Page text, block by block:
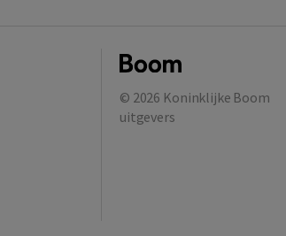
© 2026 Koninklijke Boom
uitgevers